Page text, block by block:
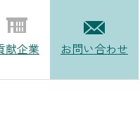
献企業 お問い合わせ